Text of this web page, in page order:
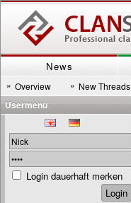
News
» Overview » New Threads
Usermenu
Login dauerhaft merken